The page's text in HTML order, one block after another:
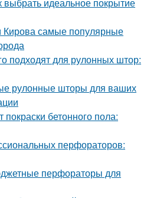
Кирова самые популярные
подходят для рулонных штор:
рулонные шторы для ваших
бетонного пола:
перфораторов:
перфораторы для